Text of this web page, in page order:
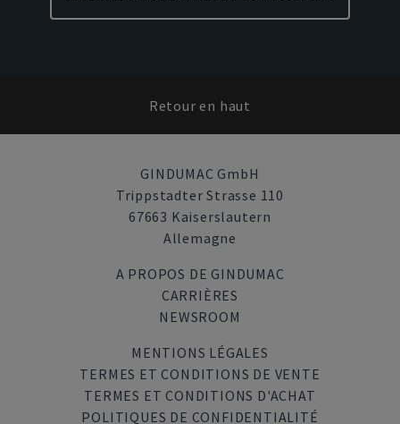
Retour en haut
GINDUMAC GmbH
Trippstadter Strasse 110
67663 Kaiserslautern
Allemagne
A PROPOS DE GINDUMAC
CARRIÈRES
NEWSROOM
MENTIONS LÉGALES
TERMES ET CONDITIONS DE VENTE
TERMES ET CONDITIONS D'ACHAT
POLITIQUES DE CONFIDENTIALITÉ